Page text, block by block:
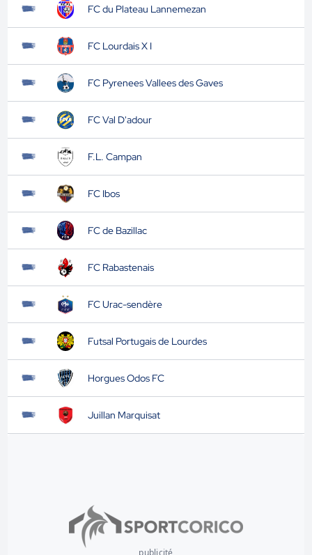
FC du Plateau Lannemezan
FC Lourdais X I
FC Pyrenees Vallees des Gaves
FC Val D'adour
F.L. Campan
FC Ibos
FC de Bazillac
FC Rabastenais
FC Urac-sendère
Futsal Portugais de Lourdes
Horgues Odos FC
Juillan Marquisat
publicité